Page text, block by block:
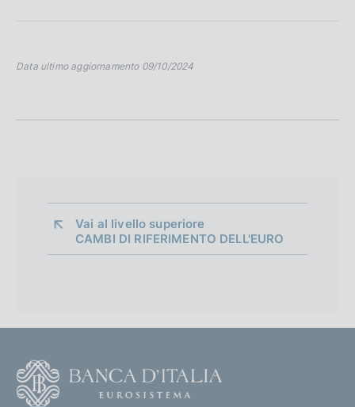
Data ultimo aggiornamento 09/10/2024
Vai al livello superiore
CAMBI DI RIFERIMENTO DELL'EURO